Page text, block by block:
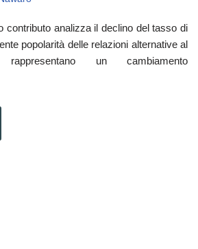
contributo analizza il declino del tasso di
popolarità delle relazioni alternative al
un cambiamento